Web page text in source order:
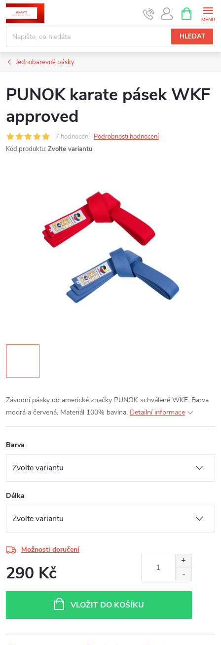
Přejít
na
obsah
HLEDAT
NÁKUPNÍ
KOŠÍK
Jednobarevné pásky
PUNOK karate pásek WKF
approved
7 hodnocení Podrobnosti hodnocení
Kód produktu: Zvolte variantu
Závodní pásky od americké značky PUNOK schválené WKF. Barva
modrá a červená. Materiál 100% bavlna. Detailní informace
Barva
Délka
Možnosti doručení
290 Kč
VLOŽIT DO KOŠÍKU